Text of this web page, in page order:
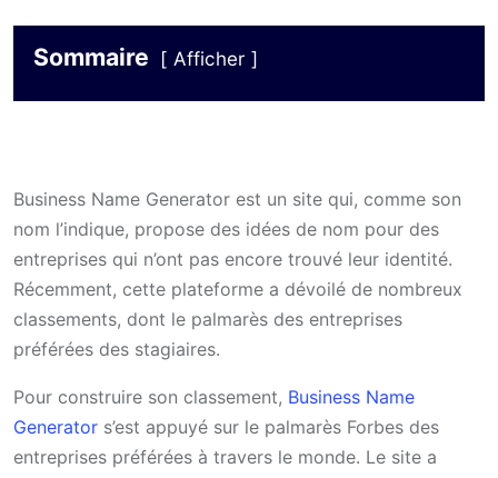
Sommaire Afficher
Business Name Generator est un site qui, comme son
nom l’indique, propose des idées de nom pour des
entreprises qui n’ont pas encore trouvé leur identité.
Récemment, cette plateforme a dévoilé de nombreux
classements, dont le palmarès des entreprises
préférées des stagiaires.
Pour construire son classement, Business Name
Generator s’est appuyé sur le palmarès Forbes des
entreprises préférées à travers le monde. Le site a